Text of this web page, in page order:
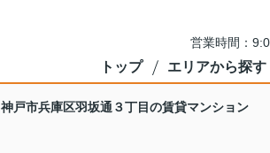
営業時間：
トップ エリアから探す
神戸市兵庫区羽坂通３丁目の賃貸マンション